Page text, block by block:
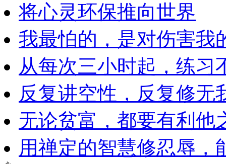
将心灵环保推向世界
我最怕的，是对伤害我
从每次三小时起，练习
反复讲空性，反复修无
无论贫富，都要有利他
用禅定的智慧修忍辱，